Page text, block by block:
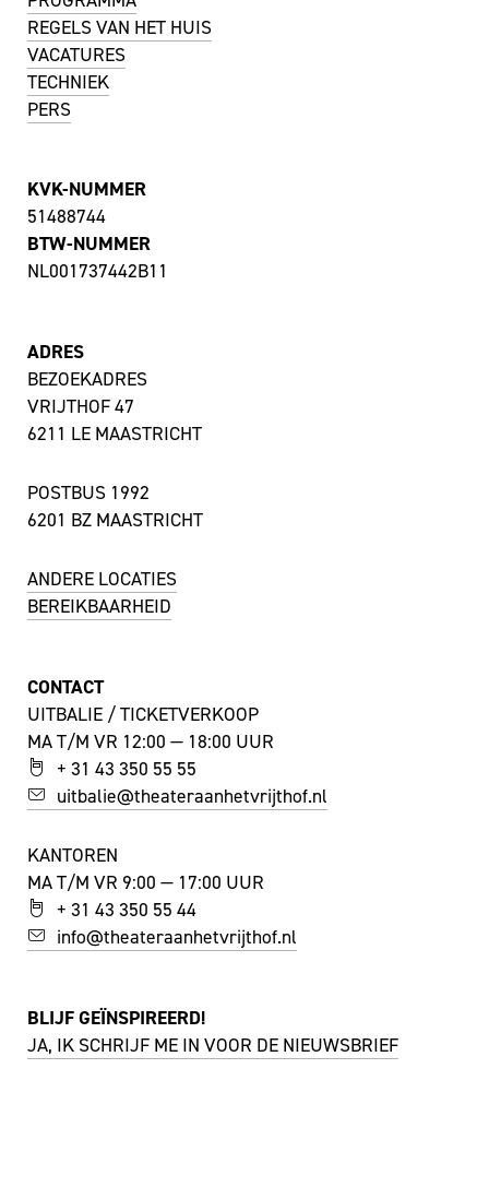
REGELS VAN HET HUIS
VACATURES
TECHNIEK
PERS
KVK-NUMMER
51488744
BTW-NUMMER
NL001737442B11
ADRES
BEZOEKADRES
VRIJTHOF 47
6211 LE MAASTRICHT
POSTBUS 1992
6201 BZ MAASTRICHT
ANDERE LOCATIES
BEREIKBAARHEID
CONTACT
UITBALIE / TICKETVERKOOP
MA T/M VR 12:00 — 18:00 UUR
+ 31 43 350 55 55
uitbalie@theateraanhetvrijthof.nl
KANTOREN
MA T/M VR 9:00 — 17:00 UUR
+ 31 43 350 55 44
info@theateraanhetvrijthof.nl
BLIJF GEÏNSPIREERD!
JA, IK SCHRIJF ME IN VOOR DE NIEUWSBRIEF